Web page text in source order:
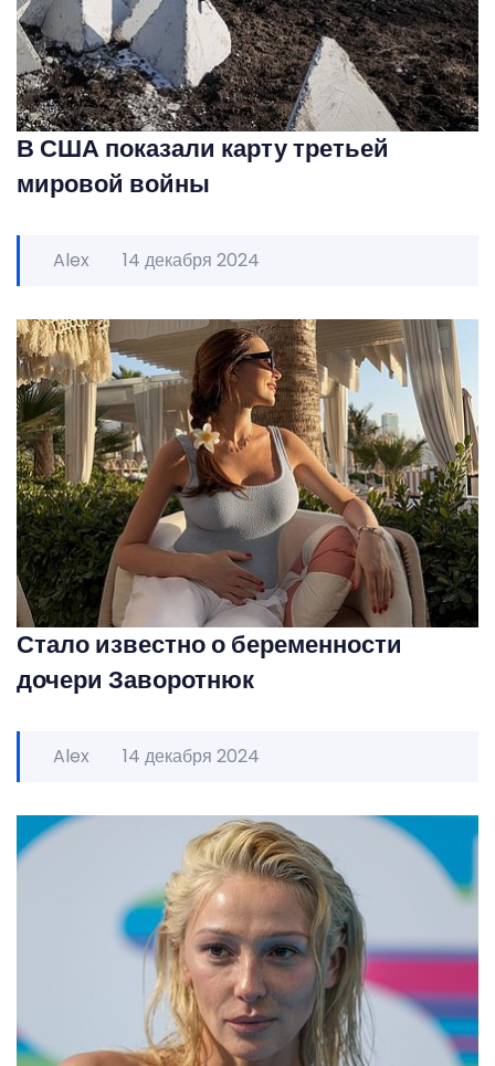
В США показали карту третьей
мировой войны
Alex 14 декабря 2024
Стало известно о беременности
дочери Заворотнюк
Alex 14 декабря 2024